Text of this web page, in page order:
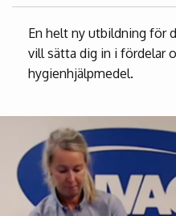
En helt ny utbildning för
vill sätta dig in i fördelar
hygienhjälpmedel.